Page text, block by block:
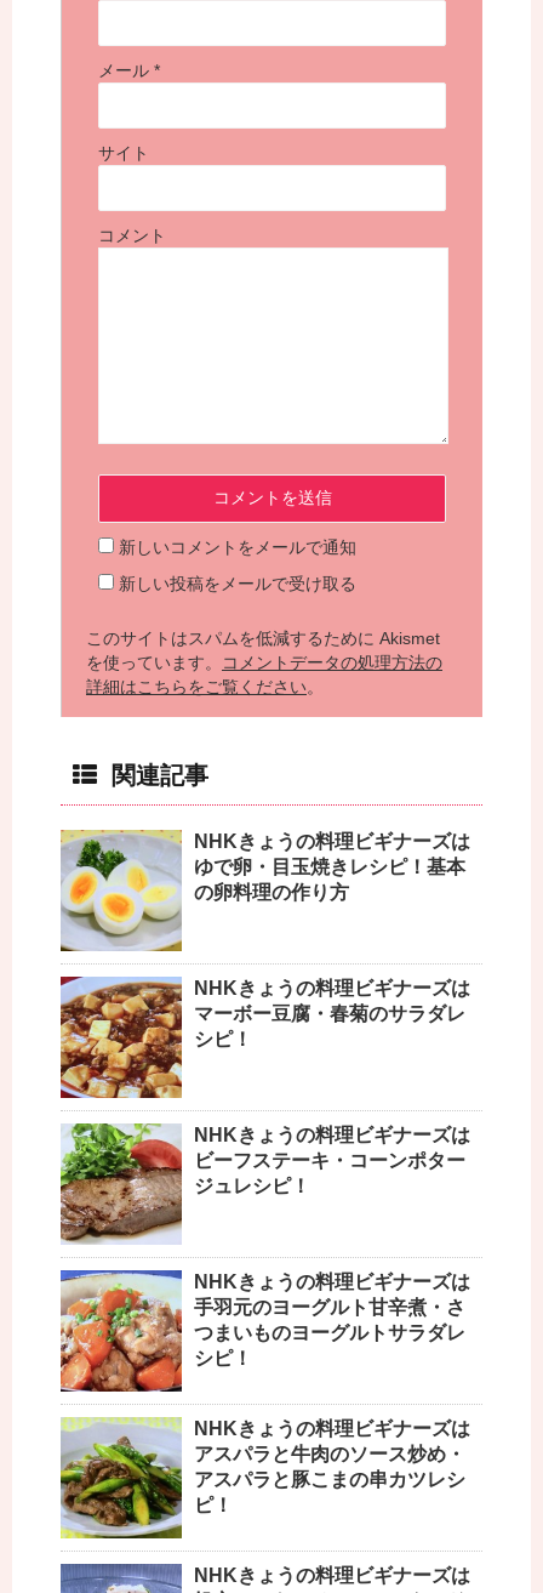
メール *
サイト
コメント
新しいコメントをメールで通知
新しい投稿をメールで受け取る
このサイトはスパムを低減するために Akismet
を使っています。
コメントデータの処理方法の
詳細はこちらをご覧ください。
関連記事
NHKきょうの料理ビギナーズは
ゆで卵・目玉焼きレシピ！基本
の卵料理の作り方
NHKきょうの料理ビギナーズは
マーボー豆腐・春菊のサラダレ
シピ！
NHKきょうの料理ビギナーズは
ビーフステーキ・コーンポター
ジュレシピ！
NHKきょうの料理ビギナーズは
手羽元のヨーグルト甘辛煮・さ
つまいものヨーグルトサラダレ
シピ！
NHKきょうの料理ビギナーズは
アスパラと牛肉のソース炒め・
アスパラと豚こまの串カツレシ
ピ！
NHKきょうの料理ビギナーズは